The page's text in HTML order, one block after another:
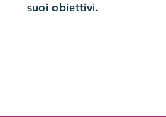
suoi obiettivi.